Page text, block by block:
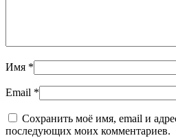
Имя *
Email *
Сохранить моё имя, email и
последующих моих комментариев.